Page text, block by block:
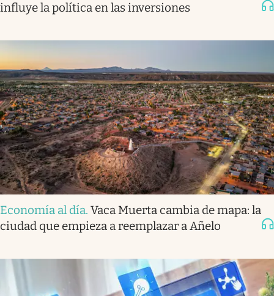
influye la política en las inversiones
Economía al día. Vaca Muerta cambia de mapa: la
ciudad que empieza a reemplazar a Añelo